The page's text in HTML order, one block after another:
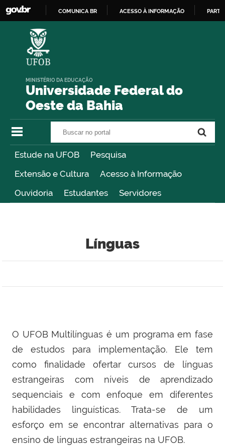
COMUNICA BR ACESSO À INFORMAÇÃO
Universidade Federal do
Oeste da Bahia
MINISTÉRIO DA EDUCAÇÃO
Estude na UFOB
Pesquisa
Extensão e Cultura
Acesso à Informação
Ouvidoria
Estudantes Servidores
Línguas
O UFOB Multilínguas é um programa em fase
de estudos para implementação. Ele tem
como finalidade ofertar cursos de línguas
estrangeiras com níveis de aprendizado
sequenciais e com enfoque em diferentes
habilidades linguísticas. Trata-se de um
esforço em se encontrar alternativas para o
ensino de línguas estrangeiras na UFOB.